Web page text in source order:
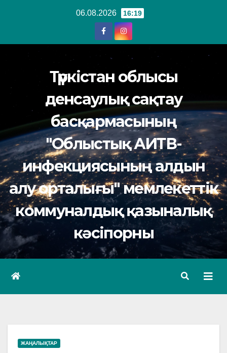
06.08.2026 16:19
Түркістан облысы
денсаулық сақтау
басқармасының
"Облыстық АИТВ-
инфекциясының алдын
алу орталығы" мемлекеттік
коммуналдық қазыналық
кәсіпорны
ЖАҢАЛЫҚТАР